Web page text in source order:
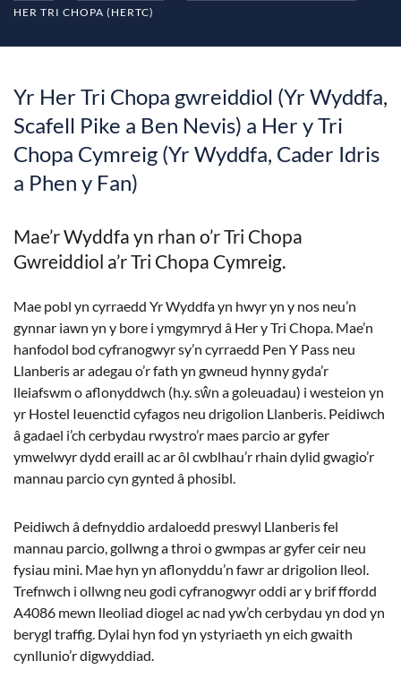
HER TRI CHOPA (HERTC)
Yr Her Tri Chopa gwreiddiol (Yr Wyddfa,
Scafell Pike a Ben Nevis) a Her y Tri
Chopa Cymreig (Yr Wyddfa, Cader Idris
a Phen y Fan)
Mae’r Wyddfa yn rhan o’r Tri Chopa
Gwreiddiol a’r Tri Chopa Cymreig.
Mae pobl yn cyrraedd Yr Wyddfa yn hwyr yn y nos neu’n
gynnar iawn yn y bore i ymgymryd â Her y Tri Chopa. Mae’n
hanfodol bod cyfranogwyr sy’n cyrraedd Pen Y Pass neu
Llanberis ar adegau o’r fath yn gwneud hynny gyda’r
lleiafswm o aflonyddwch (h.y. sŵn a goleuadau) i westeion yn
yr Hostel Ieuenctid cyfagos neu drigolion Llanberis. Peidiwch
â gadael i’ch cerbydau rwystro’r maes parcio ar gyfer
ymwelwyr dydd eraill ac ar ôl cwblhau’r rhain dylid gwagio’r
mannau parcio cyn gynted â phosibl.
Peidiwch â defnyddio ardaloedd preswyl Llanberis fel
mannau parcio, gollwng a throi o gwmpas ar gyfer ceir neu
fysiau mini. Mae hyn yn aflonyddu’n fawr ar drigolion lleol.
Trefnwch i ollwng neu godi cyfranogwyr oddi ar y brif ffordd
A4086 mewn lleoliad diogel ac nad yw’ch cerbydau yn dod yn
berygl traffig. Dylai hyn fod yn ystyriaeth yn eich gwaith
cynllunio’r digwyddiad.